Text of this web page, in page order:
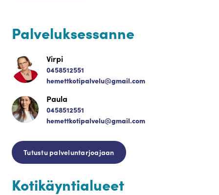
Palveluksessanne
Virpi
0458512551
hemettkotipalvelu@gmail.com
Paula
0458512551
hemettkotipalvelu@gmail.com
Tutustu palveluntarjoajaan
Kotikäyntialueet